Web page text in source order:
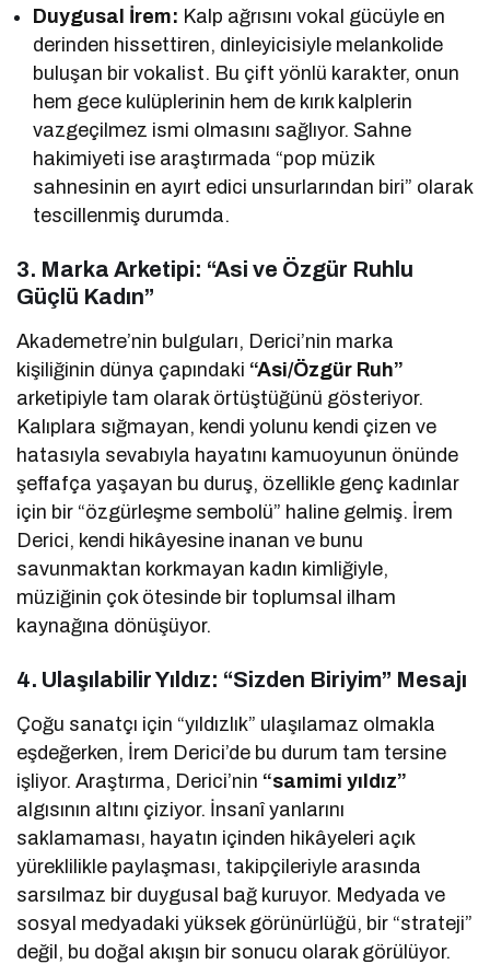
Duygusal İrem: Kalp ağrısını vokal gücüyle en
derinden hissettiren, dinleyicisiyle melankolide
buluşan bir vokalist. Bu çift yönlü karakter, onun
hem gece kulüplerinin hem de kırık kalplerin
vazgeçilmez ismi olmasını sağlıyor. Sahne
hakimiyeti ise araştırmada “pop müzik
sahnesinin en ayırt edici unsurlarından biri” olarak
tescillenmiş durumda.
3. Marka Arketipi: “Asi ve Özgür Ruhlu
Güçlü Kadın”
Akademetre’nin bulguları, Derici’nin marka
kişiliğinin dünya çapındaki “Asi/Özgür Ruh”
arketipiyle tam olarak örtüştüğünü gösteriyor.
Kalıplara sığmayan, kendi yolunu kendi çizen ve
hatasıyla sevabıyla hayatını kamuoyunun önünde
şeffafça yaşayan bu duruş, özellikle genç kadınlar
için bir “özgürleşme sembolü” haline gelmiş. İrem
Derici, kendi hikâyesine inanan ve bunu
savunmaktan korkmayan kadın kimliğiyle,
müziğinin çok ötesinde bir toplumsal ilham
kaynağına dönüşüyor.
4. Ulaşılabilir Yıldız: “Sizden Biriyim” Mesajı
Çoğu sanatçı için “yıldızlık” ulaşılamaz olmakla
eşdeğerken, İrem Derici’de bu durum tam tersine
işliyor. Araştırma, Derici’nin “samimi yıldız”
algısının altını çiziyor. İnsanî yanlarını
saklamaması, hayatın içinden hikâyeleri açık
yüreklilikle paylaşması, takipçileriyle arasında
sarsılmaz bir duygusal bağ kuruyor. Medyada ve
sosyal medyadaki yüksek görünürlüğü, bir “strateji”
değil, bu doğal akışın bir sonucu olarak görülüyor.